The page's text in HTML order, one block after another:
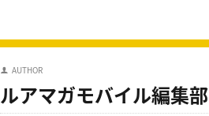
AUTHOR
ルアマガモバイル編集部